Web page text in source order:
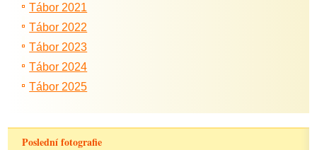
Tábor 2021
Tábor 2022
Tábor 2023
Tábor 2024
Tábor 2025
Poslední fotografie